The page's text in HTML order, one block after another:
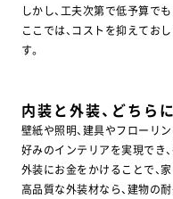
しかし、工夫次第で低予算で
ここでは、コストを抑えてお
す。
内装と外装、どちら
壁紙や照明、建具やフローリ
好みのインテリアを実現でき
外装にお金をかけることで、
高品質な外装材なら、建物の